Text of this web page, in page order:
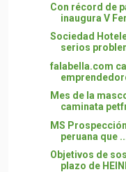
Con récord de
inaugura V
Sociedad
serios
falabella.com
Mes de la
caminata
MS
peruana que
Objetivos de
plazo de